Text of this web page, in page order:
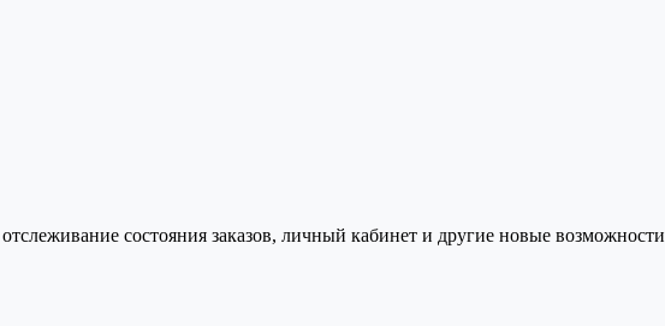
состояния заказов, личный кабинет и другие новые возможности